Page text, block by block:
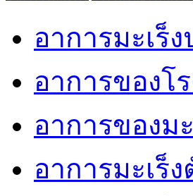
อาการมะเร็
อาการของโ
อาการของม
อาการมะเร็ง